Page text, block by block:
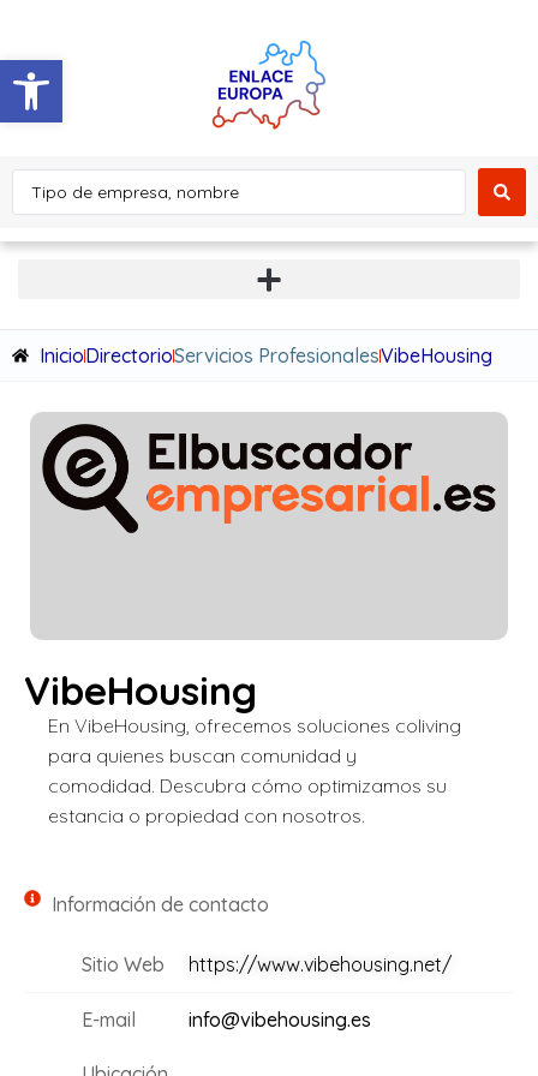
Abrir barra de herramientas
InicioDirectorioServicios ProfesionalesVibeHousing
VibeHousing
En VibeHousing, ofrecemos soluciones coliving
para quienes buscan comunidad y
comodidad. Descubra cómo optimizamos su
estancia o propiedad con nosotros.
Información de contacto
Sitio Web https://www.vibehousing.net/
E-mail info@vibehousing.es